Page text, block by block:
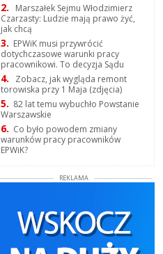
2.
Marszałek Sejmu Włodzimierz
Czarzasty: Ludzie mają prawo żyć,
jak chcą
3. EPWiK musi przywrócić
dotychczasowe warunki pracy
pracownikowi. To decyzja Sądu
4.
Zobacz, jak wygląda remont
torowiska przy 1 Maja (zdjęcia)
5. 82 lat temu wybuchło Powstanie
Warszawskie
6. Co było powodem zmiany
warunków pracy pracowników
EPWiK?
REKLAMA